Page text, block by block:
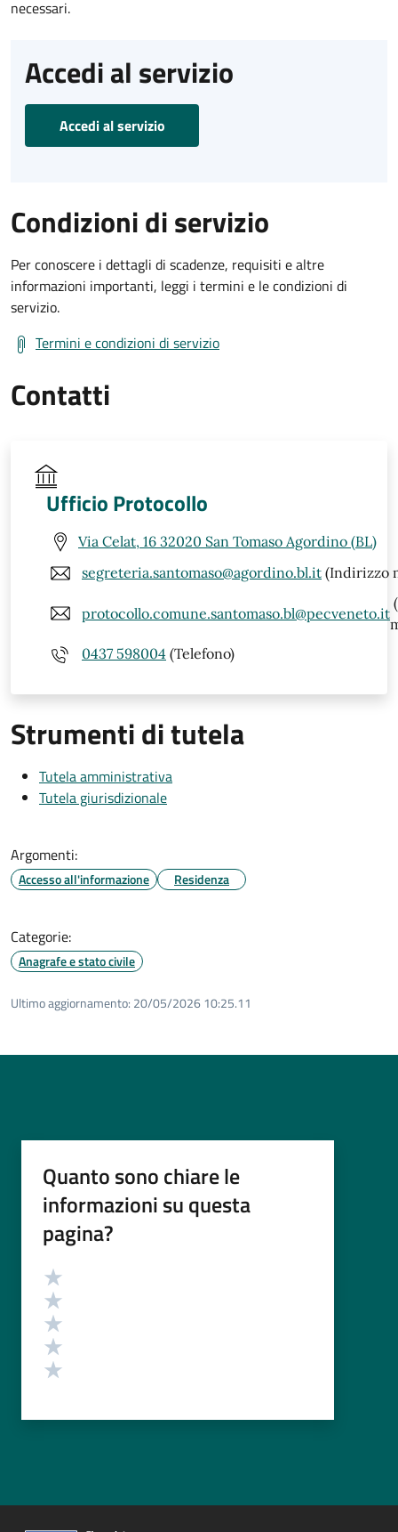
necessari.
Accedi al servizio
Accedi al servizio
Condizioni di servizio
Per conoscere i dettagli di scadenze, requisiti e altre
informazioni importanti, leggi i termini e le condizioni di
servizio.
Termini e condizioni di servizio
Contatti
Ufficio Protocollo
Via Celat, 16 32020 San Tomaso Agordino (BL)
segreteria.santomaso@agordino.bl.it (Indirizzo
protocollo.comune.santomaso.bl@pecveneto.it
0437 598004 (Telefono)
Strumenti di tutela
Tutela amministrativa
Tutela giurisdizionale
Argomenti:
Accesso all'informazione Residenza
Categorie:
Anagrafe e stato civile
Ultimo aggiornamento: 20/05/2026 10:25.11
Quanto sono chiare le
informazioni su questa
pagina?
Valutazione